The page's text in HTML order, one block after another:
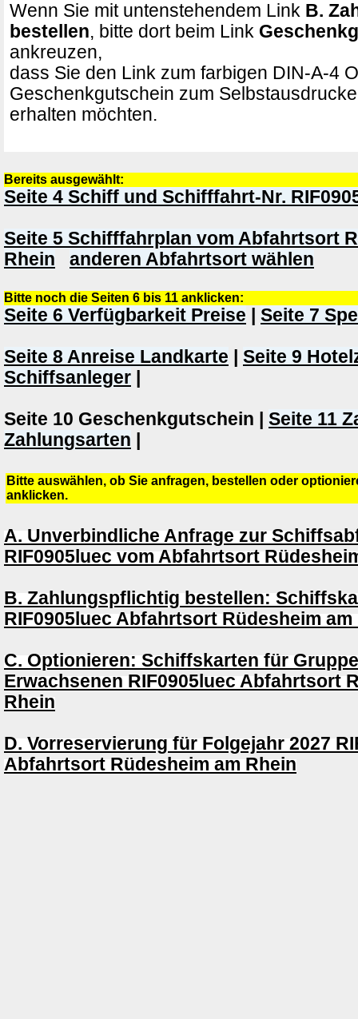
Wenn Sie mit untenstehendem Link B.
bestellen, bitte dort beim Link
ankreuzen,
dass Sie den Link zum farbigen DIN-A-4
Geschenkgutschein zum
erhalten möchten.
Bereits ausgewählt:
Seite 4 Schiff und Schifffahrt-Nr.
Seite 5 Schifffahrplan vom Abfahrtsort
Rhein
anderen Abfahrtsort wählen
Bitte noch die Seiten 6 bis 11 anklicken:
Seite 6 Verfügbarkeit Preise Seite 7
Seite 8 Anreise Landkarte
Seite 9
Schiffsanleger
Seite 10 Geschenkgutschein | Seite 11
Zahlungsarten
Bitte auswählen, ob Sie anfragen, bestellen oder
anklicken.
A. Unverbindliche Anfrage zur
RIF0905luec vom Abfahrtsort
B. Zahlungspflichtig bestellen:
RIF0905luec Abfahrtsort Rüdesheim am
C. Optionieren: Schiffskarten für
Erwachsenen RIF0905luec Abfahrtsort
Rhein
D. Vorreservierung für Folgejahr 2027
Abfahrtsort Rüdesheim am Rhein